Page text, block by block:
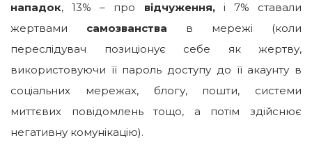
нападок, 13% – про відчуження,і 7% ставали
жертвами самозванства в мережі (коли
переслідувач позиціонує себе як жертву,
використовуючи її пароль доступу до її акаунту в
соціальних мережах, блогу, пошти, системи
миттєвих повідомлень тощо, а потім здійснює
негативну комунікацію).